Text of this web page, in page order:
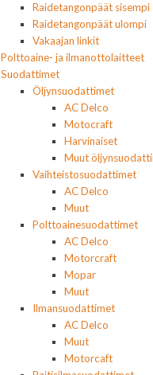
Raidetangonpäät sisempi
Raidetangonpäät ulompi
Vakaajan linkit
Polttoaine- ja ilmanottolaitteet
Suodattimet
Öljynsuodattimet
AC Delco
Motocraft
Harvinaiset
Muut
Vaihteistosuodattimet
AC Delco
Muut
Polttoainesuodattimet
AC Delco
Motorcraft
Mopar
Muut
Ilmansuodattimet
AC Delco
Muut
Motorcaft